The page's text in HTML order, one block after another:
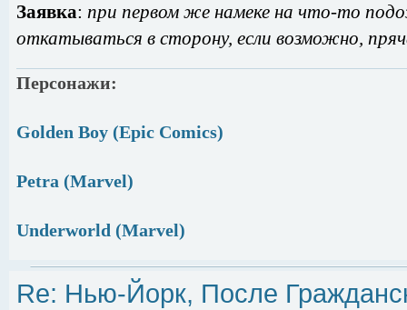
Заявка: при первом же намеке на что-то
откатываться в сторону, если возможно,
Персонажи:
Golden Boy (Epic Comics)
Petra (Marvel)
Underworld (Marvel)
Re: Нью-Йорк, После